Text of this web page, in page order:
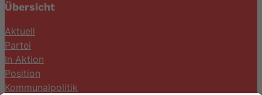
Übersicht
Aktuell
Partei
In Aktion
Position
Kommunalpolitik